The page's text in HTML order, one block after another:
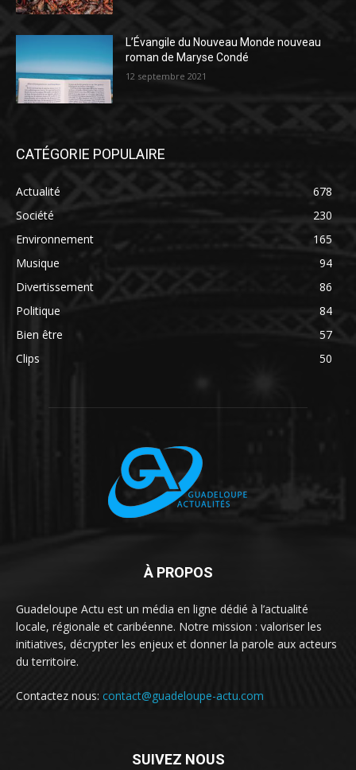
L’Évangile du Nouveau Monde nouveau
roman de Maryse Condé
12 septembre 2021
CATÉGORIE POPULAIRE
Actualité
678
Société
230
Environnement
165
Musique
94
Divertissement
86
Politique
84
Bien être
57
Clips
50
À PROPOS
Guadeloupe Actu est un média en ligne dédié à l’actualité
locale, régionale et caribéenne. Notre mission : valoriser les
initiatives, décrypter les enjeux et donner la parole aux acteurs
du territoire.
Contactez nous: contact@guadeloupe-actu.com
SUIVEZ NOUS